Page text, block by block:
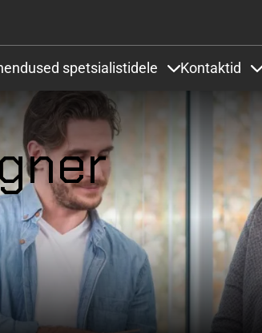
spetsialistidele Kontaktid